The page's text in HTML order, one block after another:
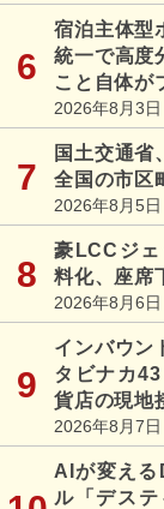
宿泊主体型
統一で高度
こと自体が
2026年8月3日
国土交通省
全国の市区
2026年8月5日
豪LCCジ
料化、座席
2026年8月6日
インバウン
タビナカ
貨店の現
2026年8月7日
AIが変え
ル「デステ